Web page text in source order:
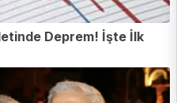
Deprem! İşte İlk